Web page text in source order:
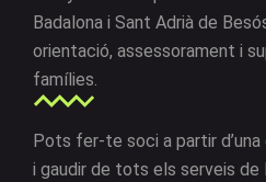
Badalona i Sant Adrià de
orientació, assessorament i
famílies.
Pots fer-te soci a partir
i gaudir de tots els serveis de